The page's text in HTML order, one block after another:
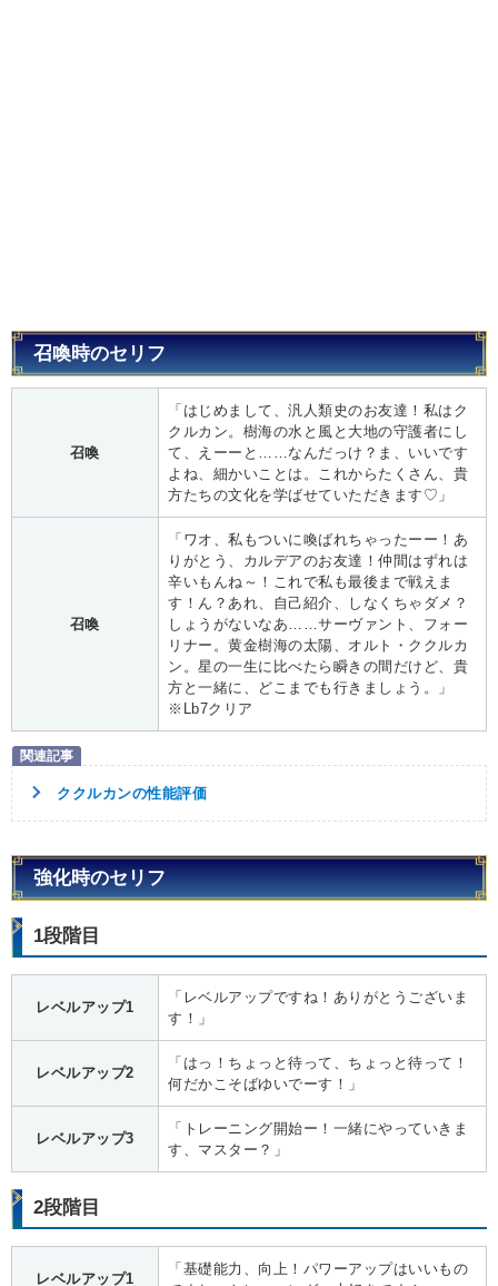
召喚時のセリフ
召喚
「はじめまして、汎人類史のお友達！私はク
クルカン。樹海の水と風と大地の守護者にし
て、えーーと……なんだっけ？ま、いいです
よね、細かいことは。これからたくさん、貴
方たちの文化を学ばせていただきます♡」
召喚
「ワオ、私もついに喚ばれちゃったーー！あ
りがとう、カルデアのお友達！仲間はずれは
辛いもんね～！これで私も最後まで戦えま
す！ん？あれ、自己紹介、しなくちゃダメ？
しょうがないなあ……サーヴァント、フォー
リナー。黄金樹海の太陽、オルト・ククルカ
ン。星の一生に比べたら瞬きの間だけど、貴
方と一緒に、どこまでも行きましょう。」
※Lb7クリア
ククルカンの性能評価
強化時のセリフ
1段階目
レベルアップ1
「レベルアップですね！ありがとうございま
す！」
レベルアップ2
「はっ！ちょっと待って、ちょっと待って！
何だかこそばゆいでーす！」
レベルアップ3
「トレーニング開始ー！一緒にやっていきま
す、マスター？」
2段階目
レベルアップ1
「基礎能力、向上！パワーアップはいいもの